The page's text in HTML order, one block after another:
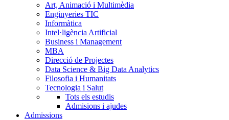
Art, Animació i Multimèdia
Enginyeries TIC
Informàtica
Intel·ligència Artificial
Business i Management
MBA
Direcció de Projectes
Data Science & Big Data Analytics
Filosofia i Humanitats
Tecnologia i Salut
Tots els estudis
Admisions i ajudes
Admissions